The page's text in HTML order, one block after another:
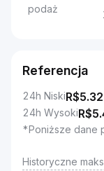
podaż
Referencja
24h NiskiR$
24h WysokiR$
*Poniższe dane
Historyczne